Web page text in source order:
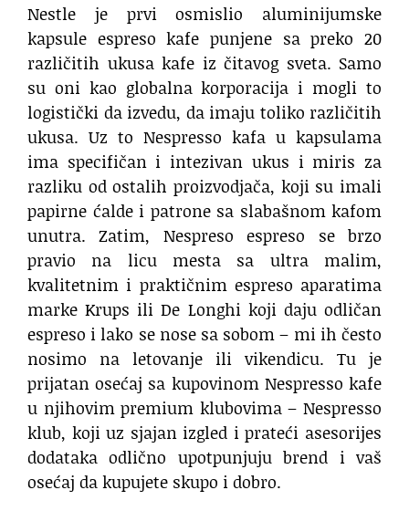
Nestle je prvi osmislio aluminijumske
kapsule espreso kafe punjene sa preko 20
različitih ukusa kafe iz čitavog sveta. Samo
su oni kao globalna korporacija i mogli to
logistički da izvedu, da imaju toliko različitih
ukusa. Uz to Nespresso kafa u kapsulama
ima specifičan i intezivan ukus i miris za
razliku od ostalih proizvodjača, koji su imali
papirne ćalde i patrone sa slabašnom kafom
unutra. Zatim, Nespreso espreso se brzo
pravio na licu mesta sa ultra malim,
kvalitetnim i praktičnim espreso aparatima
marke Krups ili De Longhi koji daju odličan
espreso i lako se nose sa sobom – mi ih često
nosimo na letovanje ili vikendicu. Tu je
prijatan osećaj sa kupovinom Nespresso kafe
u njihovim premium klubovima – Nespresso
klub, koji uz sjajan izgled i prateći asesorijes
dodataka odlično upotpunjuju brend i vaš
osećaj da kupujete skupo i dobro.